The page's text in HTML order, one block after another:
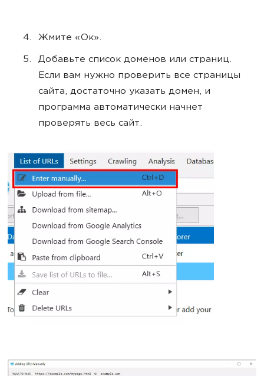
Жмите «Ок».
Добавьте список доменов или страниц.
Если вам нужно проверить все страницы
сайта, достаточно указать домен, и
программа автоматически начнет
проверять весь сайт.